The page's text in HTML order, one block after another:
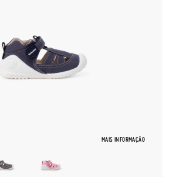
MAIS INFORMAÇÃO